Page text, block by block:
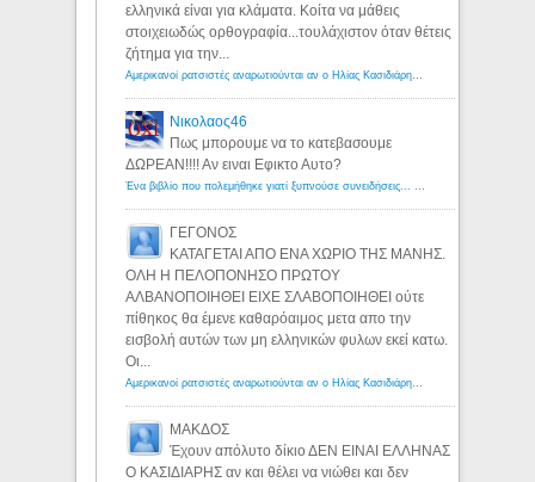
ελληνικά είναι για κλάματα. Κοίτα να μάθεις
στοιχειωδώς ορθογραφία...τουλάχιστον όταν θέτεις
ζήτημα για την...
Νικολαος46
Πως μπορουμε να το κατεβασουμε
ΔΩΡΕΑΝ!!!! Αν ειναι Εφικτο Αυτο?
ΓΕΓΟΝΟΣ
ΚΑΤΑΓΕΤΑΙ ΑΠΟ ΕΝΑ ΧΩΡΙΟ ΤΗΣ ΜΑΝΗΣ.
ΟΛΗ Η ΠΕΛΟΠΟΝΗΣΟ ΠΡΩΤΟΥ
ΑΛΒΑΝΟΠΟΙΗΘΕΙ ΕΙΧΕ ΣΛΑΒΟΠΟΙΗΘΕΙ ούτε
πίθηκος θα έμενε καθαρόαιμος μετα απο την
εισβολή αυτών των μη ελληνικών φυλων εκεί κατω.
Οι...
ΜΑΚΔΟΣ
Έχουν απόλυτο δίκιο ΔΕΝ ΕΙΝΑΙ ΕΛΛΗΝΑΣ
Ο ΚΑΣΙΔΙΑΡΗΣ αν και θέλει να νιώθει και δεν